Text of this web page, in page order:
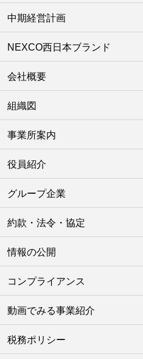
中期経営計画
NEXCO西日本ブランド
会社概要
組織図
事業所案内
役員紹介
グループ企業
約款・法令・協定
情報の公開
コンプライアンス
動画でみる事業紹介
税務ポリシー